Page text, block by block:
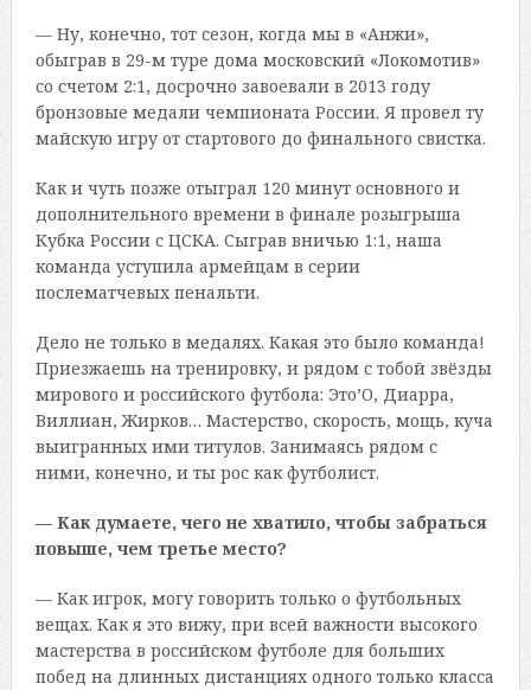
— Ну, конечно, тот сезон, когда мы в «Анжи»,
обыграв в 29-м туре дома московский «Локомотив»
со счетом 2:1, досрочно завоевали в 2013 году
бронзовые медали чемпионата России. Я провел ту
майскую игру от стартового до финального свистка.
Как и чуть позже отыграл 120 минут основного и
дополнительного времени в финале розыгрыша
Кубка России с ЦСКА. Сыграв вничью 1:1, наша
команда уступила армейцам в серии
послематчевых пенальти.
Дело не только в медалях. Какая это было команда!
Приезжаешь на тренировку, и рядом с тобой звёзды
мирового и российского футбола: Это’О, Диарра,
Виллиан, Жирков… Мастерство, скорость, мощь, куча
выигранных ими титулов. Занимаясь рядом с
ними, конечно, и ты рос как футболист.
— Как думаете, чего не хватило, чтобы забраться
повыше, чем третье место?
— Как игрок, могу говорить только о футбольных
вещах. Как я это вижу, при всей важности высокого
мастерства в российском футболе для больших
побед на длинных дистанциях одного только класса